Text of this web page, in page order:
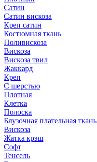
Сатин
Сатин вискоза
Креп сатин
Костюмная ткань
Поливискоза
Вискоза
Вискоза твил
Жаккард
Креп
С шерстью
Плотная
Клетка
Полоска
Блузочная плательная ткань
Вискоза
Жатка крэш
Софт
Тенсель